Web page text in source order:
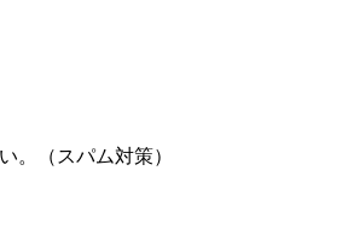
。（スパム対策）